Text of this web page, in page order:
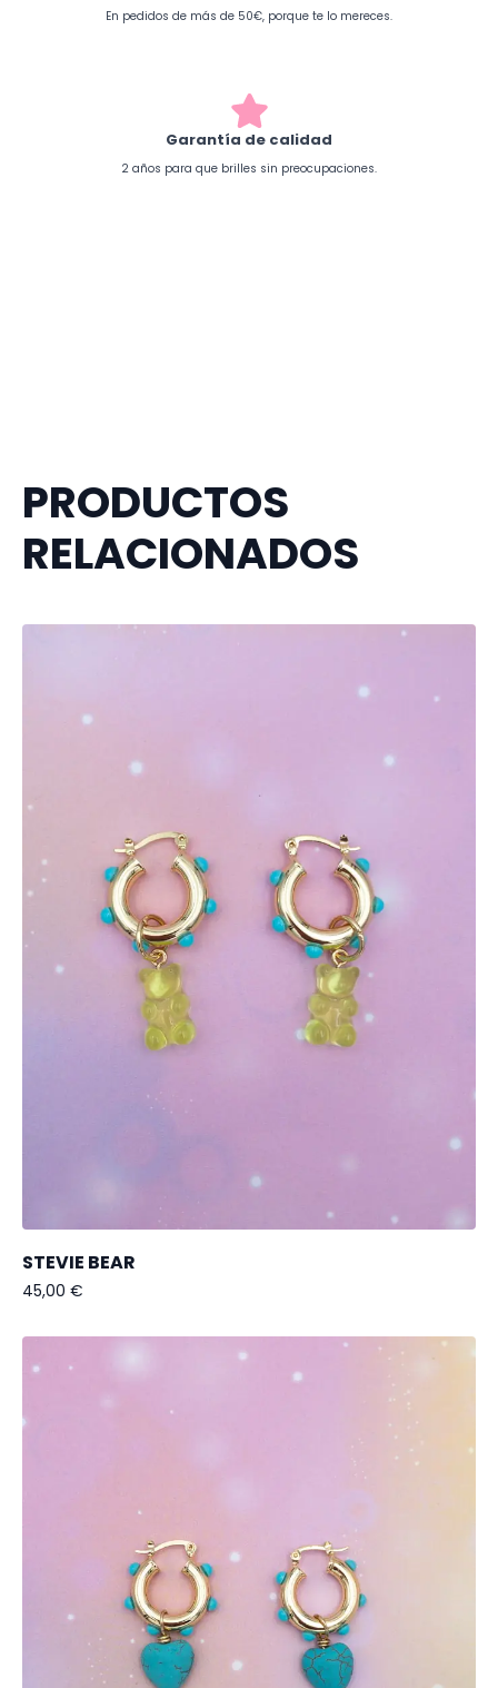
En pedidos de más de 50€, porque te lo mereces.
Garantía de calidad
2 años para que brilles sin preocupaciones.
PRODUCTOS
RELACIONADOS
STEVIE BEAR
45,00 €